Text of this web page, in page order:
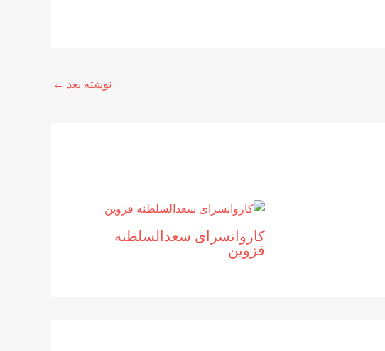
نوشته بعد ←
کاروانسرای سعدالسلطنه
قزوین